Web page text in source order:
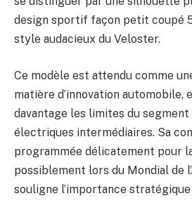
design sportif façon petit coupé
style audacieux du Veloster.
Ce modèle est attendu comme
matière d’innovation automobile,
davantage les limites du
électriques intermédiaires. Sa
programmée délicatement pour la
possiblement lors du Mondial de
souligne l’importance